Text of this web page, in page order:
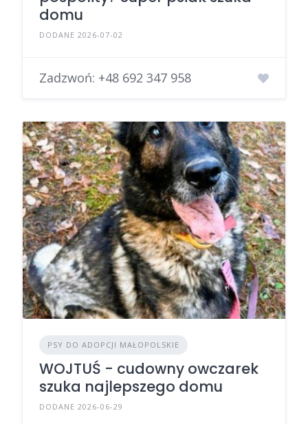
domu
DODANE 2026-07-02
Zadzwoń: +48 692 347 958
PSY DO ADOPCJI MAŁOPOLSKIE
WOJTUŚ - cudowny owczarek
szuka najlepszego domu
DODANE 2026-06-29